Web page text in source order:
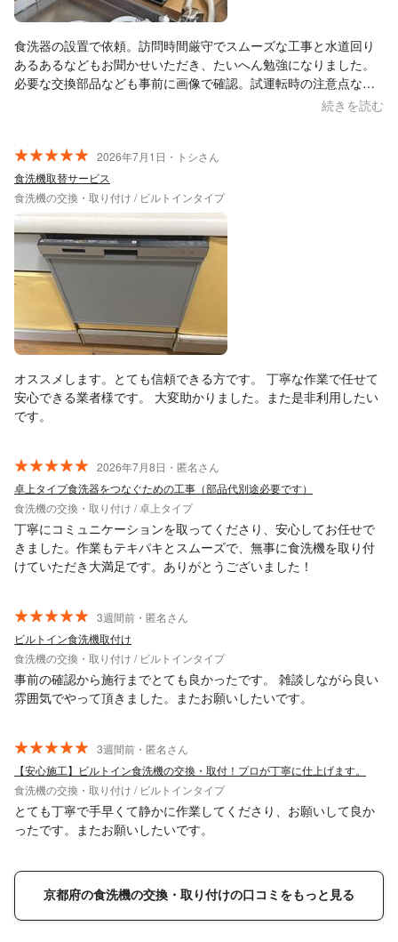
食洗器の設置で依頼。訪問時間厳守でスムーズな工事と水道回り
あるあるなどもお聞かせいただき、たいへん勉強になりました。
必要な交換部品なども事前に画像で確認。試運転時の注意点など
も明瞭で分かりやすかったです。良かった点多数、気になった点
続きを読む
2026年7月1日・トシさん
食洗機取替サービス
食洗機の交換・取り付け / ビルトインタイプ
オススメします。とても信頼できる方です。 丁寧な作業で任せて
安心できる業者様です。 大変助かりました。また是非利用したい
です。
2026年7月8日・匿名さん
卓上タイプ食洗器をつなぐための工事（部品代別途必要です）
食洗機の交換・取り付け / 卓上タイプ
丁寧にコミュニケーションを取ってくださり、安心してお任せで
きました。作業もテキパキとスムーズで、無事に食洗機を取り付
けていただき大満足です。ありがとうございました！
3週間前・匿名さん
ビルトイン食洗機取付け
食洗機の交換・取り付け / ビルトインタイプ
事前の確認から施行までとても良かったです。 雑談しながら良い
雰囲気でやって頂きました。またお願いしたいです。
3週間前・匿名さん
【安心施工】ビルトイン食洗機の交換・取付！プロが丁寧に仕上げます。
食洗機の交換・取り付け / ビルトインタイプ
とても丁寧で手早くて静かに作業してくださり、お願いして良か
ったです。またお願いしたいです。
京都府の食洗機の交換・取り付けの口コミをもっと見る